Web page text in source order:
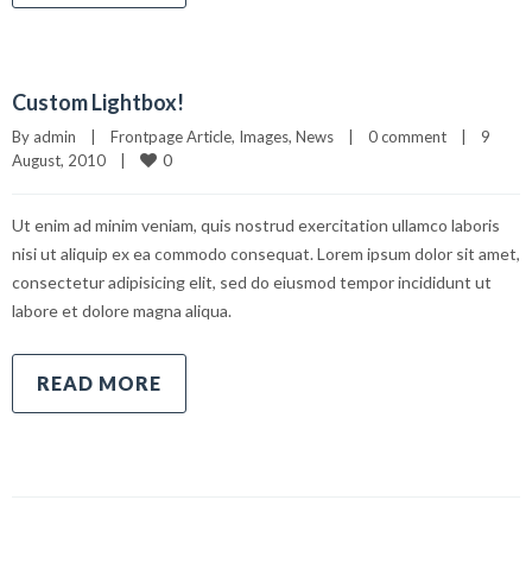
Custom Lightbox!
By admin Frontpage Article, Images, News 0 comment
9
August, 2010
0
Ut enim ad minim veniam, quis nostrud exercitation ullamco laboris
nisi ut aliquip ex ea commodo consequat. Lorem ipsum dolor sit amet,
consectetur adipisicing elit, sed do eiusmod tempor incididunt ut
labore et dolore magna aliqua.
READ MORE